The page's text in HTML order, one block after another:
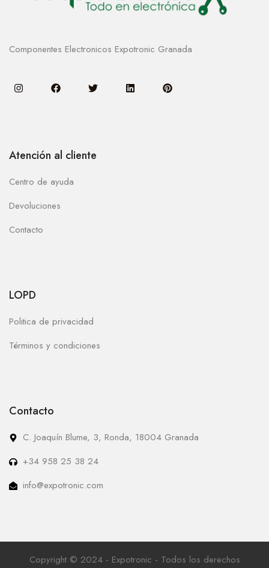
Componentes Electronicos Expotronic Granada
Atención al cliente
Centro de ayuda
Devoluciones
Contacto
LOPD
Politica de privacidad
Términos y condiciones
Contacto
C. Joaquín Blume, 3, Ronda, 18004 Granada
+34 958 25 38 24
info@expotronic.com
Copyright © 2024 - Expotronic - Todos los derechos